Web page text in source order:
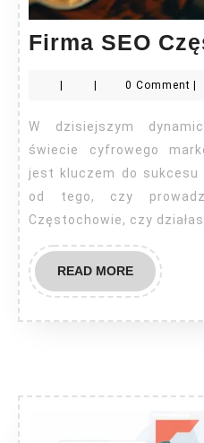
Firma SEO
0 Comment
W dzisiejszym dynamicznie zmieniającym się
świecie cyfrowego
jest kluczem do sukcesu
od tego, czy
Częstochowie, czy
READ MOREREAD
MORE